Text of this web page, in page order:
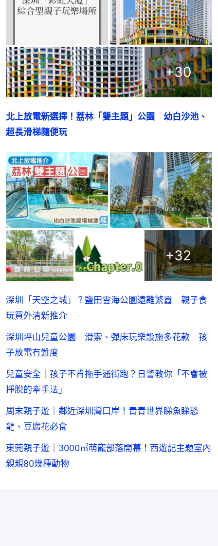
+30
北上放電新選擇！荔林「雙主題」公園　幼白沙池、
超長滑梯隨便玩
+32
深圳「天空之城」？鹽田雲海公園遠離繁囂 親子食
玩買外清新推介
深圳坪山兒童公園 滑索、彈床玩樂設施多花款 孩
子放電冇難度
兒童安全｜孩子不肯拖手通街跑？日警教你「不會被
掙脫的牽手法」
周末親子遊｜鄰近深圳灣口岸！青青世界睇魚睇恐
龍、豆腐花必食
東莞親子遊｜3000㎡萌寵部落開幕！西遊記主題室內
親親80幾種動物